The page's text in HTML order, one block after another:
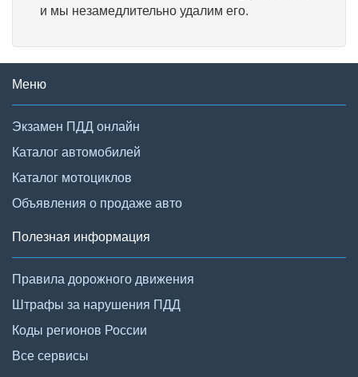
и мы незамедлительно удалим его.
Меню
Экзамен ПДД онлайн
Каталог автомобилей
Каталог мотоциклов
Объявления о продаже авто
Полезная информация
Правила дорожного движения
Штрафы за нарушения ПДД
Коды регионов России
Все сервисы